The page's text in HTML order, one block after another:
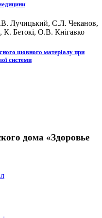
Лучицький, С.Л. Чеканов,
Бетокі, О.В. Кнігавко
шовного матеріалу при
системи
дома «Здоровье